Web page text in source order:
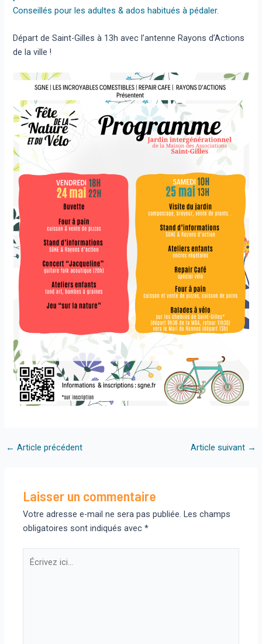
Conseillés pour les adultes & ados habitués à pédaler.
Départ de Saint-Gilles à 13h avec l’antenne Rayons d’Actions
de la ville !
Navigation
← Article précédent Article suivant →
Laisser un commentaire
Votre adresse e-mail ne sera pas publiée. Les champs
obligatoires sont indiqués avec*
ici…